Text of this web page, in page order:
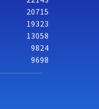
20715
19323
13058
9824
9698